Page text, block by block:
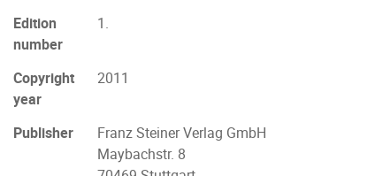
Edition
number
1.
Copyright
year
2011
Publisher
Franz Steiner Verlag GmbH
Maybachstr. 8